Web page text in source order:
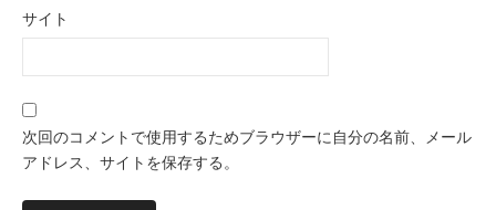
サイト
次回のコメントで使用するためブラウザーに自分の名前、メール
アドレス、サイトを保存する。